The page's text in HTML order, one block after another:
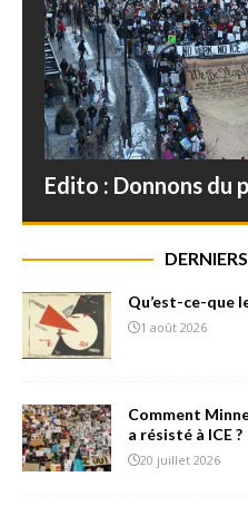
Edito : Donnons du
Qu’est-ce-que
1 août 2026
Comment
a résisté à ICE ?
20 juillet 2026